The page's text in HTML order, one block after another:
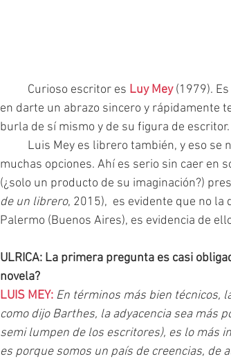
	Curioso escritor es
Luy Mey (1979). Es
en darte un abrazo sincero y rápidamente
burla de sí mismo y de su figura de escritor.
muchas opciones. Ahí es serio sin caer en
(¿solo un producto de su imaginación?)
de un librero, 2015),  es evidente que no
Palermo (Buenos Aires), es evidencia de
ULRICA: La primera pregunta es casi
novela?
LUIS MEY: En términos más bien técnicos,
como dijo Barthes, la adyacencia sea más
semi lumpen de los escritores), es lo más
es porque somos un país de creencias, de